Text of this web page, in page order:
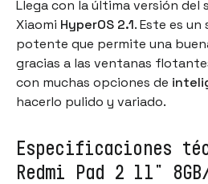
Llega con la última versión del
Xiaomi HyperOS 2.1. Este es
potente que permite una
gracias a las ventanas
con muchas opciones de
hacerlo pulido y variado.
Especificaciones
Redmi Pad 2 11"